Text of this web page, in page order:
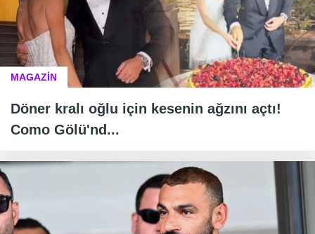
MAGAZİN
Döner kralı oğlu için kesenin ağzını açtı!
Como Gölü'nd...